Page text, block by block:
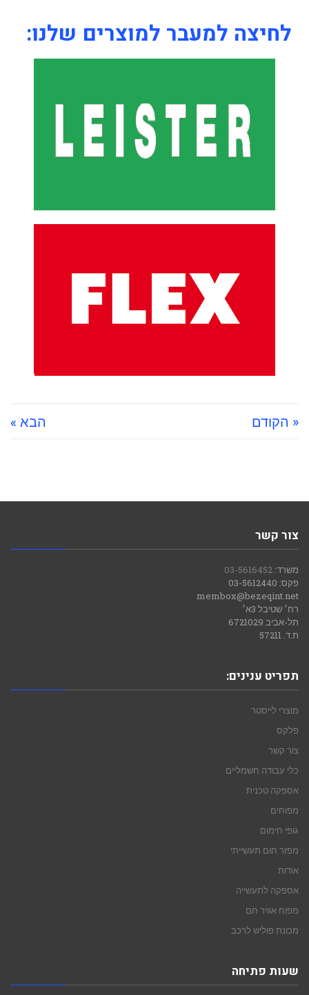
לחיצה למעבר למוצרים שלנו:
« הקודם הבא »
צור קשר
משרד: 03-5616452
פקס: 03-5612440
membox@bezeqint.net
רח׳ שטיבל 3א׳
תל-אביב 6721029
ת.ד. 57211
תפריט ענינים:
מוצרי לייסטר
פלקס
צור קשר
כלי עבודה חשמליים
אספקה טכנית
מפוחים
גופי חימום
מפזר חום תעשייתי
אודות
אספקה לתעשייה
מפוח אוויר חם
מכונת פוליש לרכב
שעות פתיחה